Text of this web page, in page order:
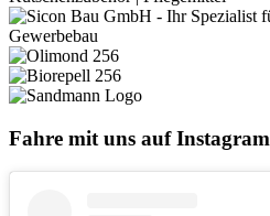
Fahre mit uns auf Instagram